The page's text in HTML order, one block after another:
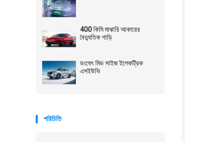
400 কিমি মাঝারি আকারের
বৈদ্যুতিক গাড়ি
ডংফেং মিড সাইজ ইলেকট্রিক
এসইউভি
পরিচিতি